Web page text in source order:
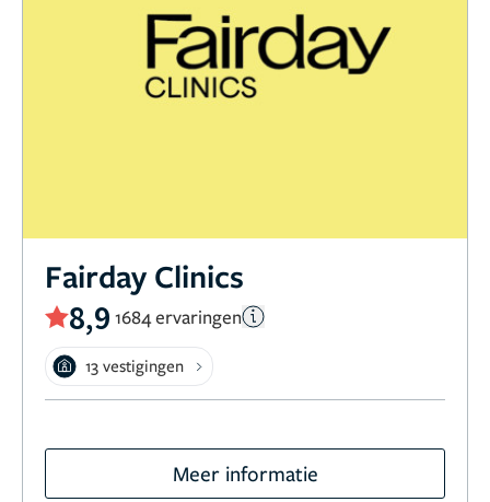
Fairday Clinics
8,9 1684 ervaringen
13 vestigingen
Meer informatie